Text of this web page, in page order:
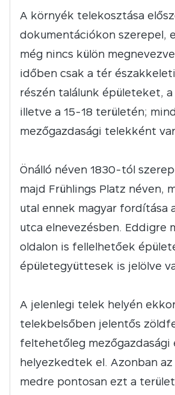
A környék telekosztása
dokumentációkon szerepel,
még nincs külön
időben csak a tér
részén találunk épületeket,
illetve a 15-18 területén;
mezőgazdasági telekként
Önálló néven 1830-tól
majd Frühlings Platz néven,
utal ennek magyar fordítása
utca elnevezésben. Eddigre
oldalon is fellelhetőek
épületegyüttesek is jelölve
A jelenlegi telek helyén
telekbelsőben jelentős
feltehetőleg mezőgazdasági
helyezkedtek el. Azonban az
medre pontosan ezt a